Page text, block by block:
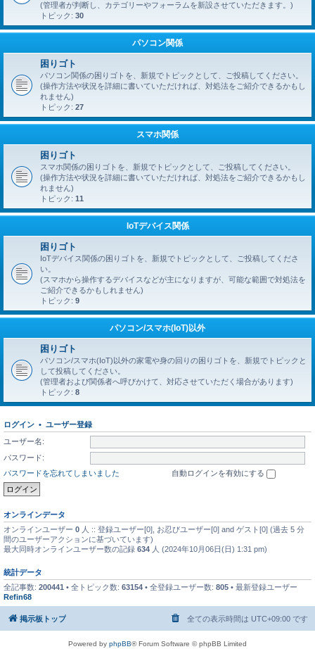
(管理者が判断し、カテゴリーやフォーラムを新設させていただきます。)
トピック: 30
パソコン関係
困りゴト
パソコン関係の困りゴトを、新規でトピックとして、ご投稿してください。
(操作方法や状況を詳細に書いていただければ、対処法をご紹介できるかもし
れません)
トピック: 27
スマホ関係
困りゴト
スマホ関係の困りゴトを、新規でトピックとして、ご投稿してください。
(操作方法や状況を詳細に書いていただければ、対処法をご紹介できるかもし
れません)
トピック: 11
IoTデバイス関係
困りゴト
IoTデバイス関係の困りゴトを、新規でトピックとして、ご投稿してくださ
い。
(スマホから操作するデバイスなどが主になりますが、可能な範囲で対処法を
ご紹介できるかもしれません)
トピック: 9
パソコン/スマホ(IoT)以外
困りゴト
パソコン/スマホ(IoT)以外の家電や身の回りの困りゴトを、新規でトピックと
して投稿してください。
(管理者および関係者へ呼びかけて、対応させていただく場合があります)
トピック: 8
ログイン • ユーザー登録
ユーザー名:
パスワード:
パスワードを忘れてしまいました
自動ログインを有効にする
オンラインデータ
オンラインユーザー 0 人 :: 登録ユーザー[0], お忍びユーザー[0] and ゲスト[0] (過去 5 分
間のユーザーアクションに基づいています)
最大同時オンラインユーザー数の記録 634 人 (2024年10月06日(日) 1:31 pm)
統計データ
全記事数: 200441 • 全トピック数: 63154 • 全登録ユーザー数: 805 • 最新登録ユーザー
Refin68
掲示板トップ 全ての表示時間は UTC+09:00 です
Powered by phpBB® Forum Software © phpBB Limited